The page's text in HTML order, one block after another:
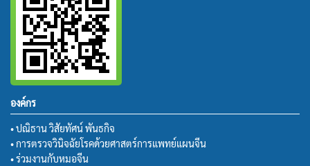
องค์กร
• ปณิธาน วิสัยทัศน์ พันธกิจ
• การตรวจวินิจฉัยโรคด้วยศาสตร์การแพทย์แผนจีน
• ร่วมงานกับหมอจีน